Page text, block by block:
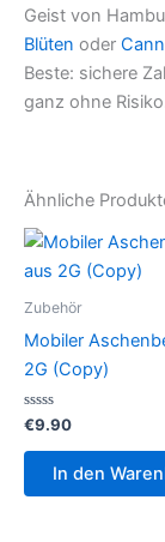
Geist von
Blüten oder
Beste: sichere
ganz ohne
Ähnliche
Zubehör
Mobiler
2G (Copy)
Bewertet
mit
0
€9.90
In den